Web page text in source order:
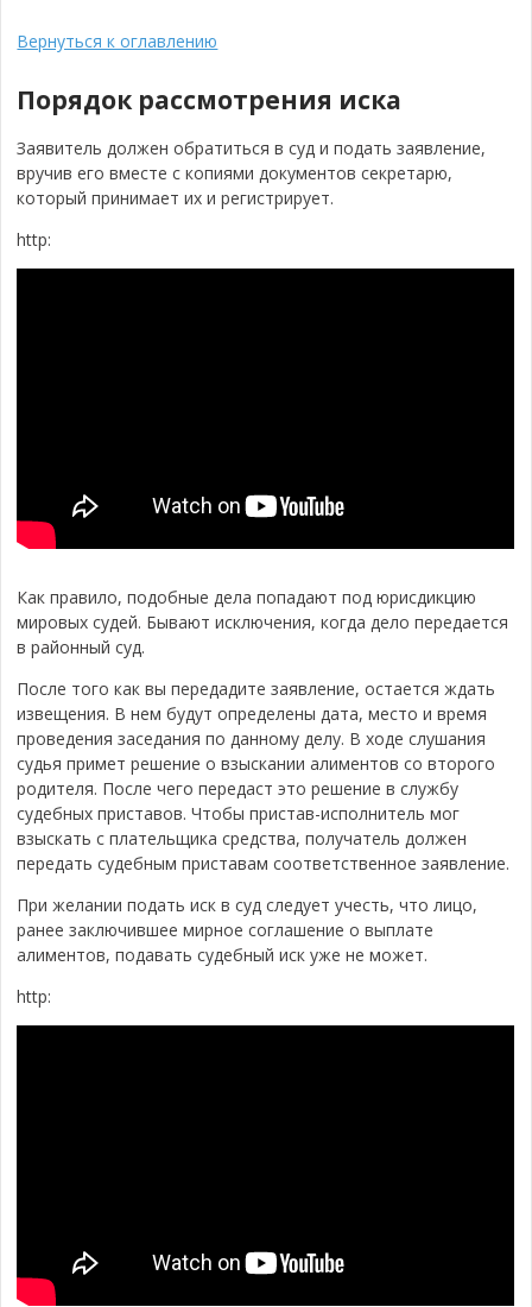
Вернуться к оглавлению
Порядок рассмотрения иска
Заявитель должен обратиться в суд и подать заявление,
вручив его вместе с копиями документов секретарю,
который принимает их и регистрирует.
http:
Как правило, подобные дела попадают под юрисдикцию
мировых судей. Бывают исключения, когда дело передается
в районный суд.
После того как вы передадите заявление, остается ждать
извещения. В нем будут определены дата, место и время
проведения заседания по данному делу. В ходе слушания
судья примет решение о взыскании алиментов со второго
родителя. После чего передаст это решение в службу
судебных приставов. Чтобы пристав-исполнитель мог
взыскать с плательщика средства, получатель должен
передать судебным приставам соответственное заявление.
При желании подать иск в суд следует учесть, что лицо,
ранее заключившее мирное соглашение о выплате
алиментов, подавать судебный иск уже не может.
http: